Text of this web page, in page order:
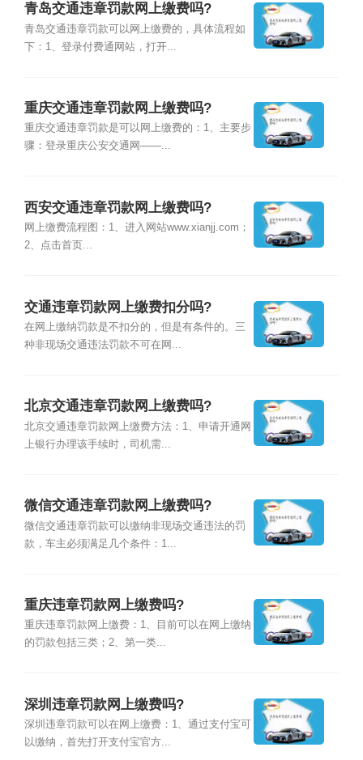
青岛交通违章罚款网上缴费吗?
青岛交通违章罚款可以网上缴费的，具体流程如
下：1、登录付费通网站，打开...
重庆交通违章罚款网上缴费吗?
重庆交通违章罚款是可以网上缴费的：1、主要步
骤：登录重庆公安交通网——...
西安交通违章罚款网上缴费吗?
网上缴费流程图：1、进入网站www.xianjj.com；
2、点击首页...
交通违章罚款网上缴费扣分吗?
在网上缴纳罚款是不扣分的，但是有条件的。三
种非现场交通违法罚款不可在网...
北京交通违章罚款网上缴费吗?
北京交通违章罚款网上缴费方法：1、申请开通网
上银行办理该手续时，司机需...
微信交通违章罚款网上缴费吗?
微信交通违章罚款可以缴纳非现场交通违法的罚
款，车主必须满足几个条件：1...
重庆违章罚款网上缴费吗?
重庆违章罚款网上缴费：1、目前可以在网上缴纳
的罚款包括三类；2、第一类...
深圳违章罚款网上缴费吗?
深圳违章罚款可以在网上缴费：1、通过支付宝可
以缴纳，首先打开支付宝官方...